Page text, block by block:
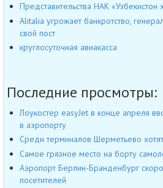
Представительства НАК «Узбекистон
Alitalia угрожает банкротство,
свой пост
круглосуточная авиакасса
Последние просмотры:
Лоукостер easyJet в конце апреля
в аэропорту
Среди терминалов Шерметьево хотят
Самое грязное место на борту
Аэропорт Берлин-Бранденбург
посетителей